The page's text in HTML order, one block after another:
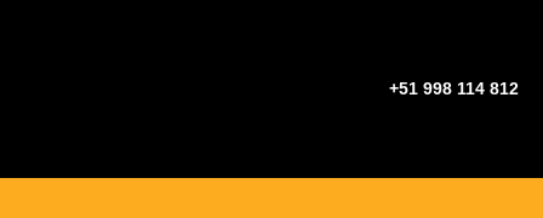
+51 998 114 812